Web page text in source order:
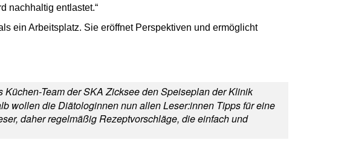
nachhaltig entlastet.“
ein Arbeitsplatz. Sie eröffnet Perspektiven und ermöglicht
Team der SKA Zicksee den Speiseplan der Klinik
wollen die Diätologinnen nun allen Leser:innen Tipps für eine
daher regelmäßig Rezeptvorschläge, die einfach und